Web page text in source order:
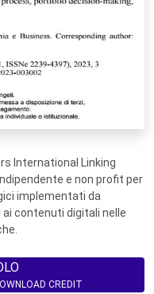
International Linking
e non profit per
implementati da
contenuti digitali nelle
CREDIT